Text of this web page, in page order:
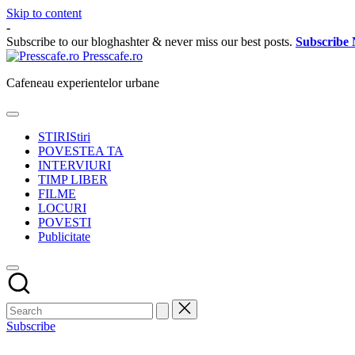
Skip to content
-
Subscribe to our bloghashter & never miss our best posts. Subscribe
Presscafe.ro
Cafeneau experientelor urbane
STIRIStiri
POVESTEA TA
INTERVIURI
TIMP LIBER
FILME
LOCURI
POVESTI
Publicitate
Subscribe